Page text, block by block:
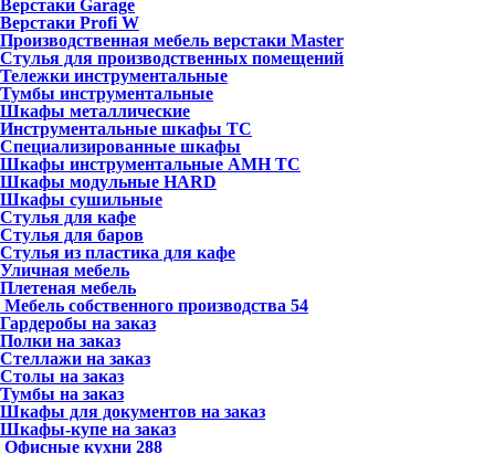
Верстаки Garage
Верстаки Profi W
Производственная мебель верстаки Master
Стулья для производственных помещений
Тележки инструментальные
Тумбы инструментальные
Шкафы металлические
Инструментальные шкафы ТС
Специализированные шкафы
Шкафы инструментальные АМН ТС
Шкафы модульные HARD
Шкафы сушильные
Стулья для кафе
Стулья для баров
Стулья из пластика для кафе
Уличная мебель
Плетеная мебель
Мебель собственного производства 54
Гардеробы на заказ
Полки на заказ
Стеллажи на заказ
Столы на заказ
Тумбы на заказ
Шкафы для документов на заказ
Шкафы-купе на заказ
Офисные кухни 288